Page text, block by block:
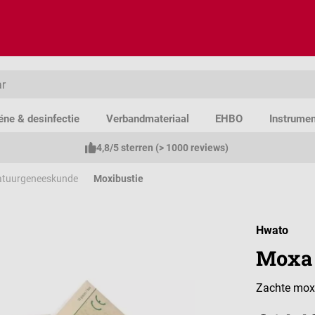
& desinfectie Verbandmateriaal EHBO
4,8/5 sterren (> 1000 reviews)
Moxibustie
Hwato
Zachte